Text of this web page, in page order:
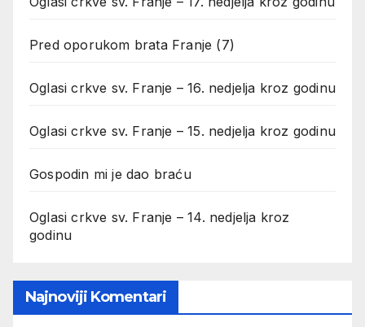
Pred oporukom brata Franje (7)
Oglasi crkve sv. Franje – 16. nedjelja kroz godinu
Oglasi crkve sv. Franje – 15. nedjelja kroz godinu
Gospodin mi je dao braću
Oglasi crkve sv. Franje – 14. nedjelja kroz
godinu
Najnoviji Komentari